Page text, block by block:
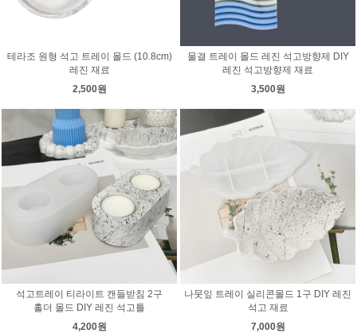
테라조 원형 석고 트레이 몰드 (10.8cm)
레진 재료
2,500원
물결 트레이 몰드 레진 석고방향제 DIY
레진 석고방향제 재료
3,500원
석고트레이 티라이트 캔들받침 2구
홀더 몰드 DIY 레진 석고틀
4,200원
나뭇잎 트레이 실리콘몰드 1구 DIY 레진
석고 재료
7,000원